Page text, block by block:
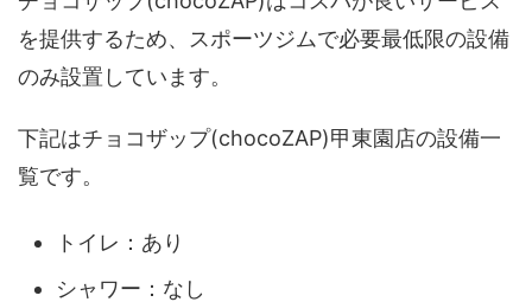
を提供するため、スポーツジムで必要最低限の設備
のみ設置しています。
下記はチョコザップ(chocoZAP)甲東園店の設備一
覧です。
トイレ：あり
シャワー：なし